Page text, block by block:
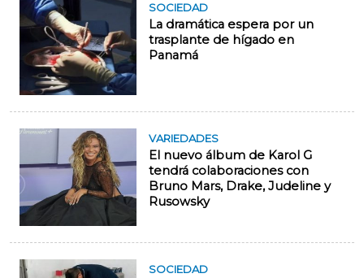
SOCIEDAD
La dramática espera por un
trasplante de hígado en
Panamá
VARIEDADES
El nuevo álbum de Karol G
tendrá colaboraciones con
Bruno Mars, Drake, Judeline y
Rusowsky
SOCIEDAD